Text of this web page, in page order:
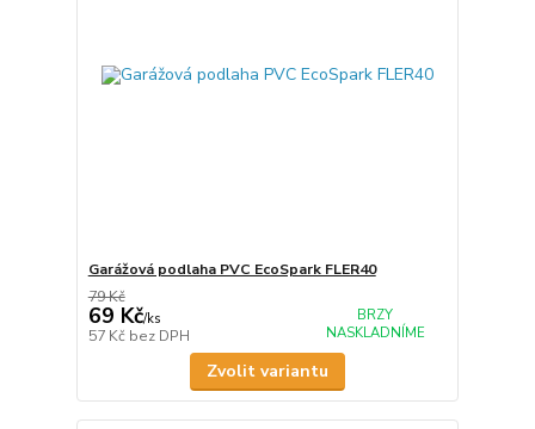
Garážová podlaha PVC EcoSpark FLER40
79 Kč
69 Kč/ks
57 Kč bez DPH
BRZY
NASKLADNÍME
Zvolit variantu